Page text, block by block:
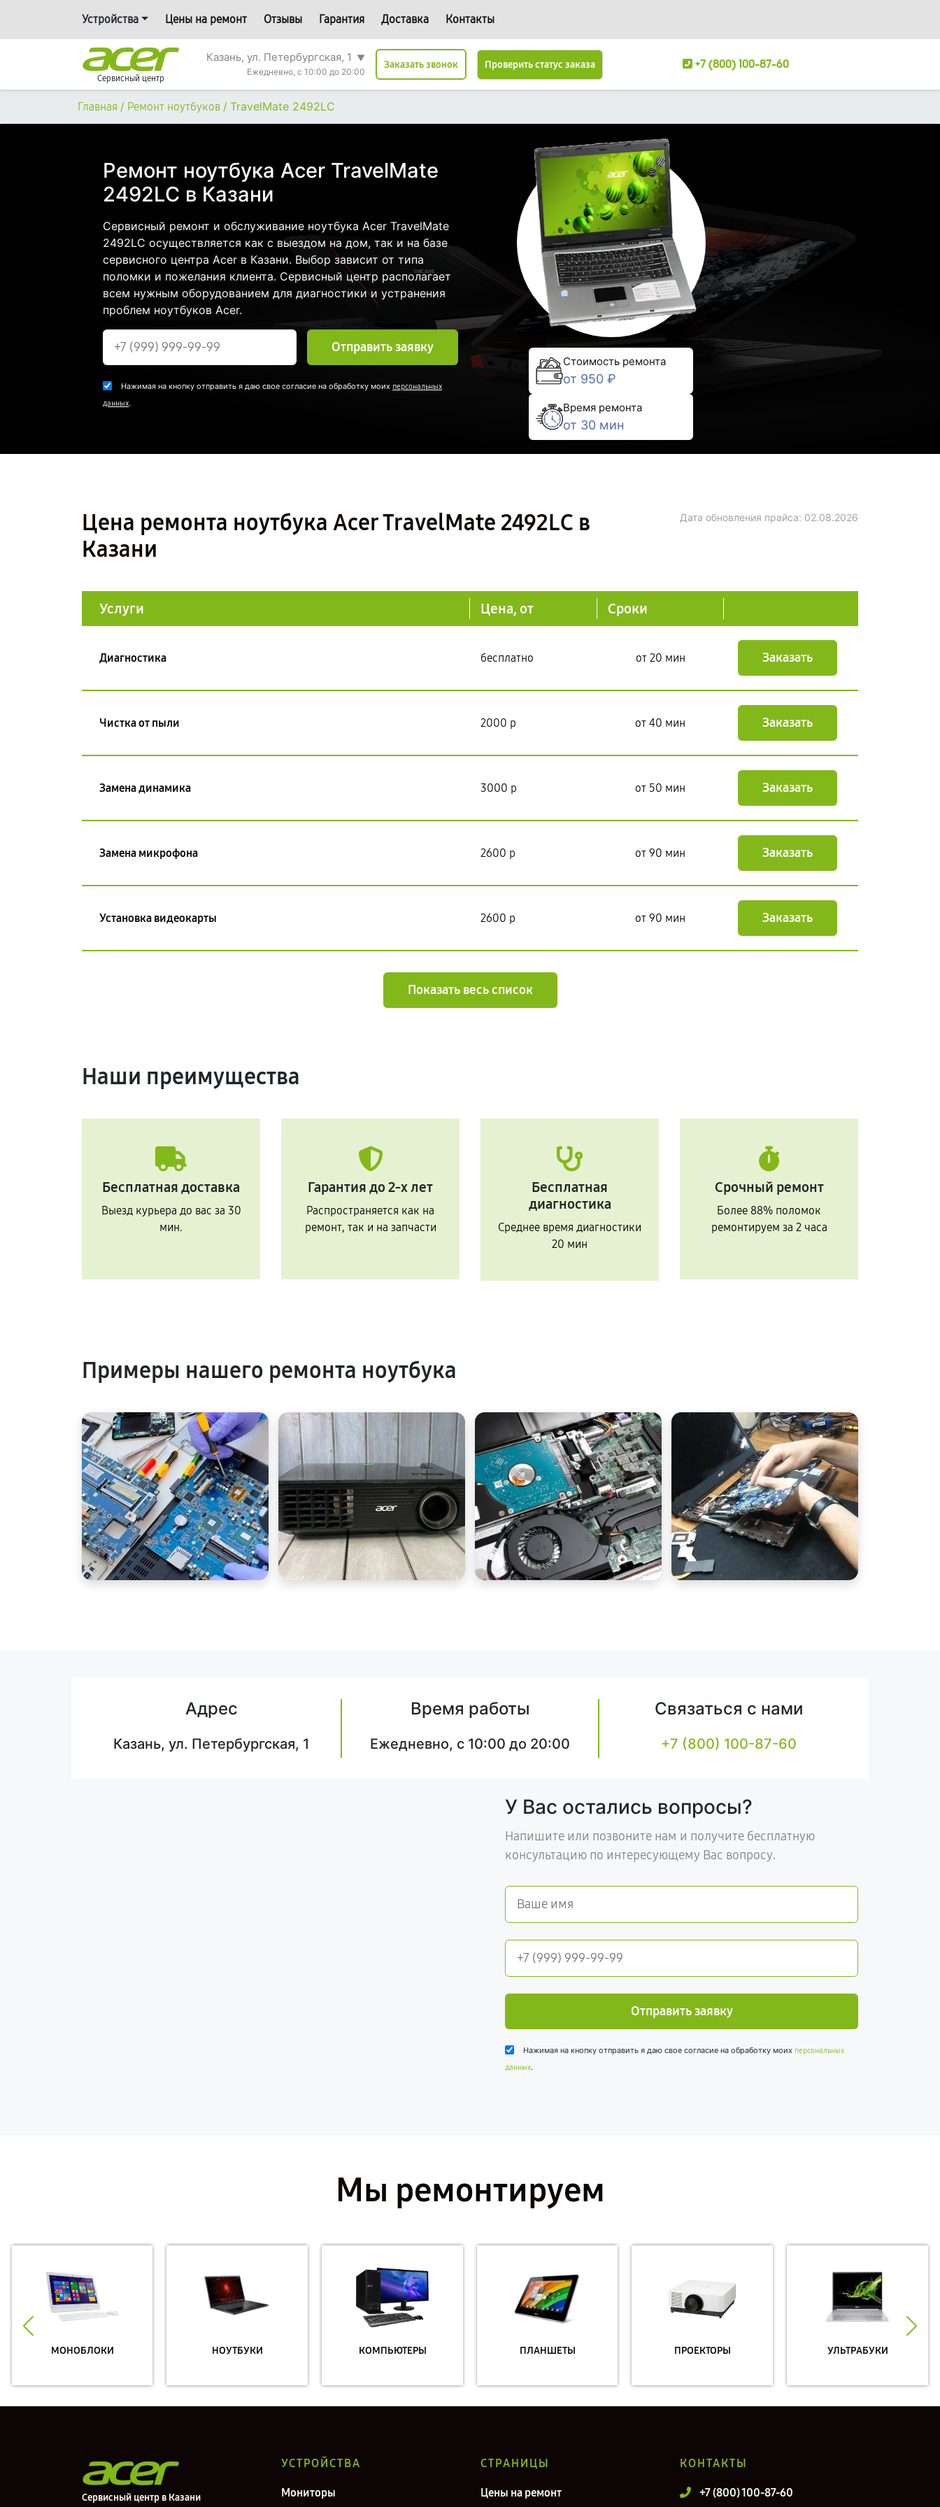
Устройства Цены на ремонт Отзывы Гарантия Доставка Контакты
Сервисный центр
Казань, ул. Петербургская, 1
▼
Ежедневно, с 10:00 до 20:00
Заказать звонок Проверить статус заказа +7 (800) 100-87-60
Главная / Ремонт ноутбуков / TravelMate 2492LС
Ремонт ноутбука Acer TravelMate
2492LС в Казани
Сервисный ремонт и обслуживание ноутбука Acer TravelMate
2492LС осуществляется как с выездом на дом, так и на базе
сервисного центра Acer в Казани. Выбор зависит от типа
поломки и пожелания клиента. Сервисный центр располагает
всем нужным оборудованием для диагностики и устранения
проблем ноутбуков Acer.
Отправить заявку
Нажимая на кнопку отправить я даю свое согласие на обработку моих персональных
данных.
Стоимость ремонта
от 950 ₽
Время ремонта
от 30 мин
Цена ремонта ноутбука Acer TravelMate 2492LС в
Казани
Дата обновления прайса: 02.08.2026
Услуги Цена, от Сроки
Диагностика бесплатно от 20 мин Заказать
Чистка от пыли 2000 р от 40 мин Заказать
Замена динамика 3000 р от 50 мин Заказать
Замена микрофона 2600 р от 90 мин Заказать
Установка видеокарты 2600 р от 90 мин Заказать
Показать весь список
Наши преимущества
Бесплатная доставка
Выезд курьера до вас за 30
мин.
Гарантия до 2-х лет
Распространяется как на
ремонт, так и на запчасти
Бесплатная
диагностика
Среднее время диагностики
20 мин
Срочный ремонт
Более 88% поломок
ремонтируем за 2 часа
Примеры нашего ремонта ноутбука
Адрес
Казань, ул. Петербургская, 1
Время работы
Ежедневно, с 10:00 до 20:00
Связаться с нами
+7 (800) 100-87-60
У Вас остались вопросы?
Напишите или позвоните нам и получите бесплатную
консультацию по интересующему Вас вопросу.
Отправить заявку
Нажимая на кнопку отправить я даю свое согласие на обработку моих персональных
данных.
Мы ремонтируем
МОНОБЛОКИ НОУТБУКИ КОМПЬЮТЕРЫ ПЛАНШЕТЫ ПРОЕКТОРЫ УЛЬТРАБУКИ
Сервисный центр в Казани
УСТРОЙСТВА
Мониторы
СТРАНИЦЫ
Цены на ремонт
КОНТАКТЫ
+7 (800) 100-87-60